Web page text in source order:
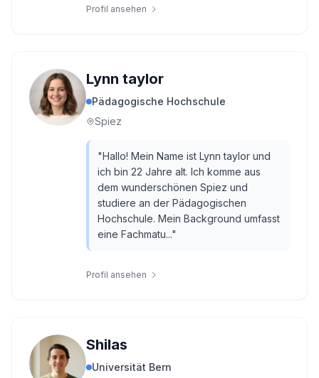
Profil ansehen
Lynn taylor
Pädagogische Hochschule
Spiez
"Hallo! Mein Name ist Lynn taylor und
ich bin 22 Jahre alt. Ich komme aus
dem wunderschönen Spiez und
studiere an der Pädagogischen
Hochschule. Mein Background umfasst
eine Fachmatu..."
Profil ansehen
Shilas
Universität Bern